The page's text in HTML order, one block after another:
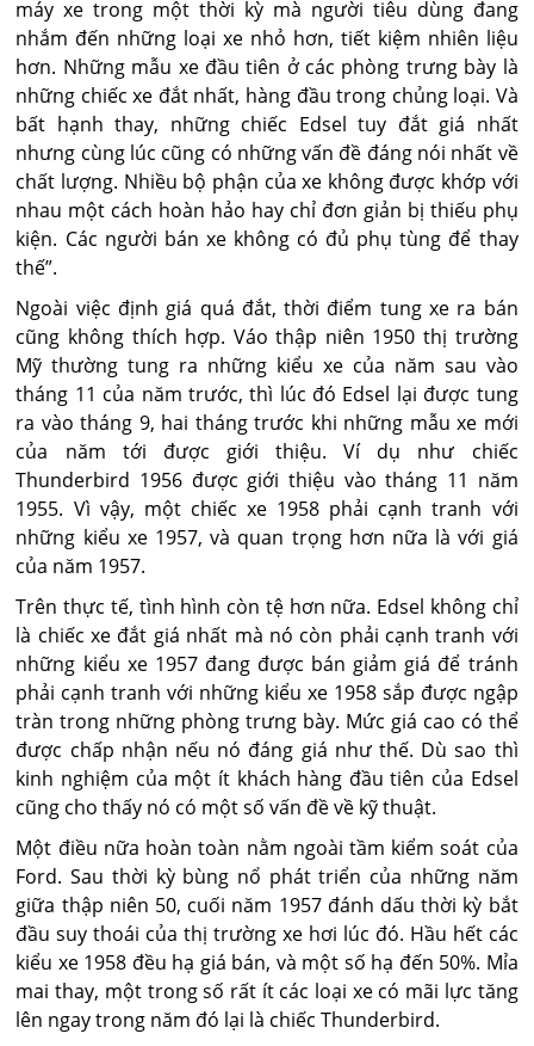
máy xe trong một thời kỳ mà người tiêu dùng đang
nhắm đến những loại xe nhỏ hơn, tiết kiệm nhiên liệu
hơn. Những mẫu xe đầu tiên ở các phòng trưng bày là
những chiếc xe đắt nhất, hàng đầu trong chủng loại. Và
bất hạnh thay, những chiếc Edsel tuy đắt giá nhất
nhưng cùng lúc cũng có những vấn đề đáng nói nhất về
chất lượng. Nhiều bộ phận của xe không được khớp với
nhau một cách hoàn hảo hay chỉ đơn giản bị thiếu phụ
kiện. Các người bán xe không có đủ phụ tùng để thay
thế”.
Ngoài việc định giá quá đắt, thời điểm tung xe ra bán
cũng không thích hợp. Váo thập niên 1950 thị trường
Mỹ thường tung ra những kiểu xe của năm sau vào
tháng 11 của năm trước, thì lúc đó Edsel lại được tung
ra vào tháng 9, hai tháng trước khi những mẫu xe mới
của năm tới được giới thiệu. Ví dụ như chiếc
Thunderbird 1956 được giới thiệu vào tháng 11 năm
1955. Vì vậy, một chiếc xe 1958 phải cạnh tranh với
những kiểu xe 1957, và quan trọng hơn nữa là với giá
của năm 1957.
Trên thực tế, tình hình còn tệ hơn nữa. Edsel không chỉ
là chiếc xe đắt giá nhất mà nó còn phải cạnh tranh với
những kiểu xe 1957 đang được bán giảm giá để tránh
phải cạnh tranh với những kiểu xe 1958 sắp được ngập
tràn trong những phòng trưng bày. Mức giá cao có thể
được chấp nhận nếu nó đáng giá như thế. Dù sao thì
kinh nghiệm của một ít khách hàng đầu tiên của Edsel
cũng cho thấy nó có một số vấn đề về kỹ thuật.
Một điều nữa hoàn toàn nằm ngoài tầm kiểm soát của
Ford. Sau thời kỳ bùng nổ phát triển của những năm
giữa thập niên 50, cuối năm 1957 đánh dấu thời kỳ bắt
đầu suy thoái của thị trường xe hơi lúc đó. Hầu hết các
kiểu xe 1958 đều hạ giá bán, và một số hạ đến 50%. Mỉa
mai thay, một trong số rất ít các loại xe có mãi lực tăng
lên ngay trong năm đó lại là chiếc Thunderbird.